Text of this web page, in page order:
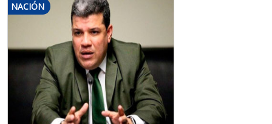
NACIÓN